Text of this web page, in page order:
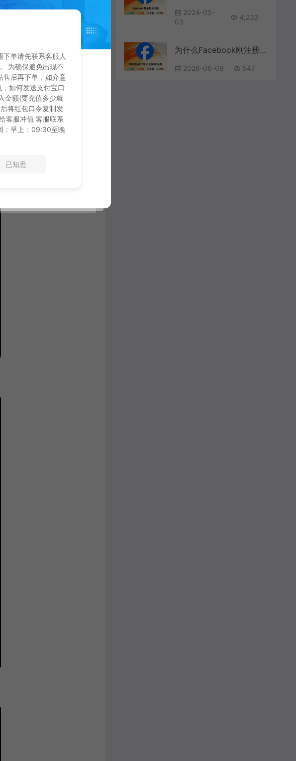
2024-05-
03
4,232
为什么Facebook刚注册就被封？常见原因解析及有效解决方法
2026-06-09 547
单请先联系客服人
为确保避免出现不
售后再下单，如介意
如何发送支付宝口
金额(要充值多少就
将红包口令复制发
客服冲值 客服联系
：早上：09:30至晚
已知悉